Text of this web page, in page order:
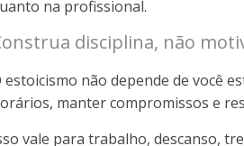
na profissional.
disciplina, não
estoicismo não depende de você
manter compromissos e
vale para trabalho, descanso,